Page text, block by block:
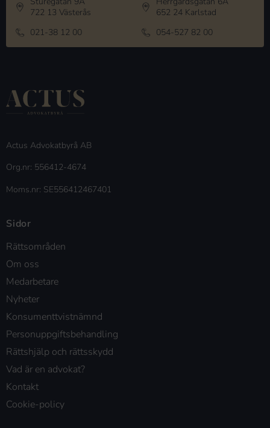
722 13 Västerås
021-38 12 00
652 24 Karlstad
054-527 82 00
Actus Advokatbyrå AB
Org.nr: 556412-4674
Moms.nr: SE556412467401
Sidor
Rättsområden
Om oss
Medarbetare
Nyheter
Konsumenttvistnämnd
Personuppgiftsbehandling
Rättshjälp och rättsskydd
Vad är en advokat?
Kontakt
Cookie-policy